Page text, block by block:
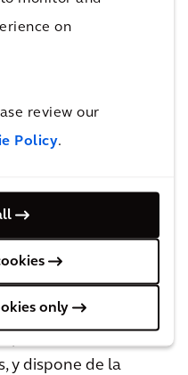
on
review our
Policy.
only
con la confianza
y dispone de la